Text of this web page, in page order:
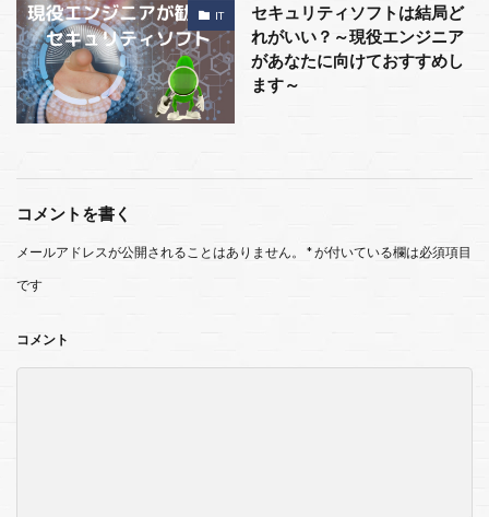
IT
セキュリティソフトは結局ど
れがいい？～現役エンジニア
があなたに向けておすすめし
ます～
コメントを書く
メールアドレスが公開されることはありません。 *が付いている欄は必須項目
です
コメント